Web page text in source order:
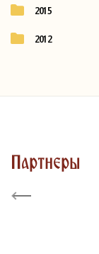
2015
2012
Партнеры
Previous